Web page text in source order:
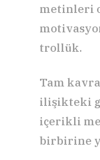
metinleri
trollük.
Tam
ilişikteki
içerikli
birbirine